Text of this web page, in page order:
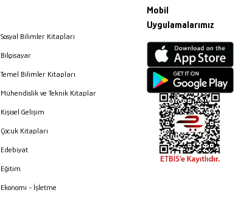
Sosyal Bilimler Kitapları
Bilgisayar
Temel Bilimler Kitapları
Mühendislik ve Teknik Kitaplar
Kişisel Gelişim
Çocuk Kitapları
Edebiyat
Eğitim
Ekonomi - İşletme
Mobil
Uygulamalarımız